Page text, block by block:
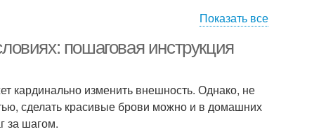
Показать все
пошаговая инструкция
кардинально изменить внешность. Однако, не
сделать красивые брови можно и в домашних
за шагом.